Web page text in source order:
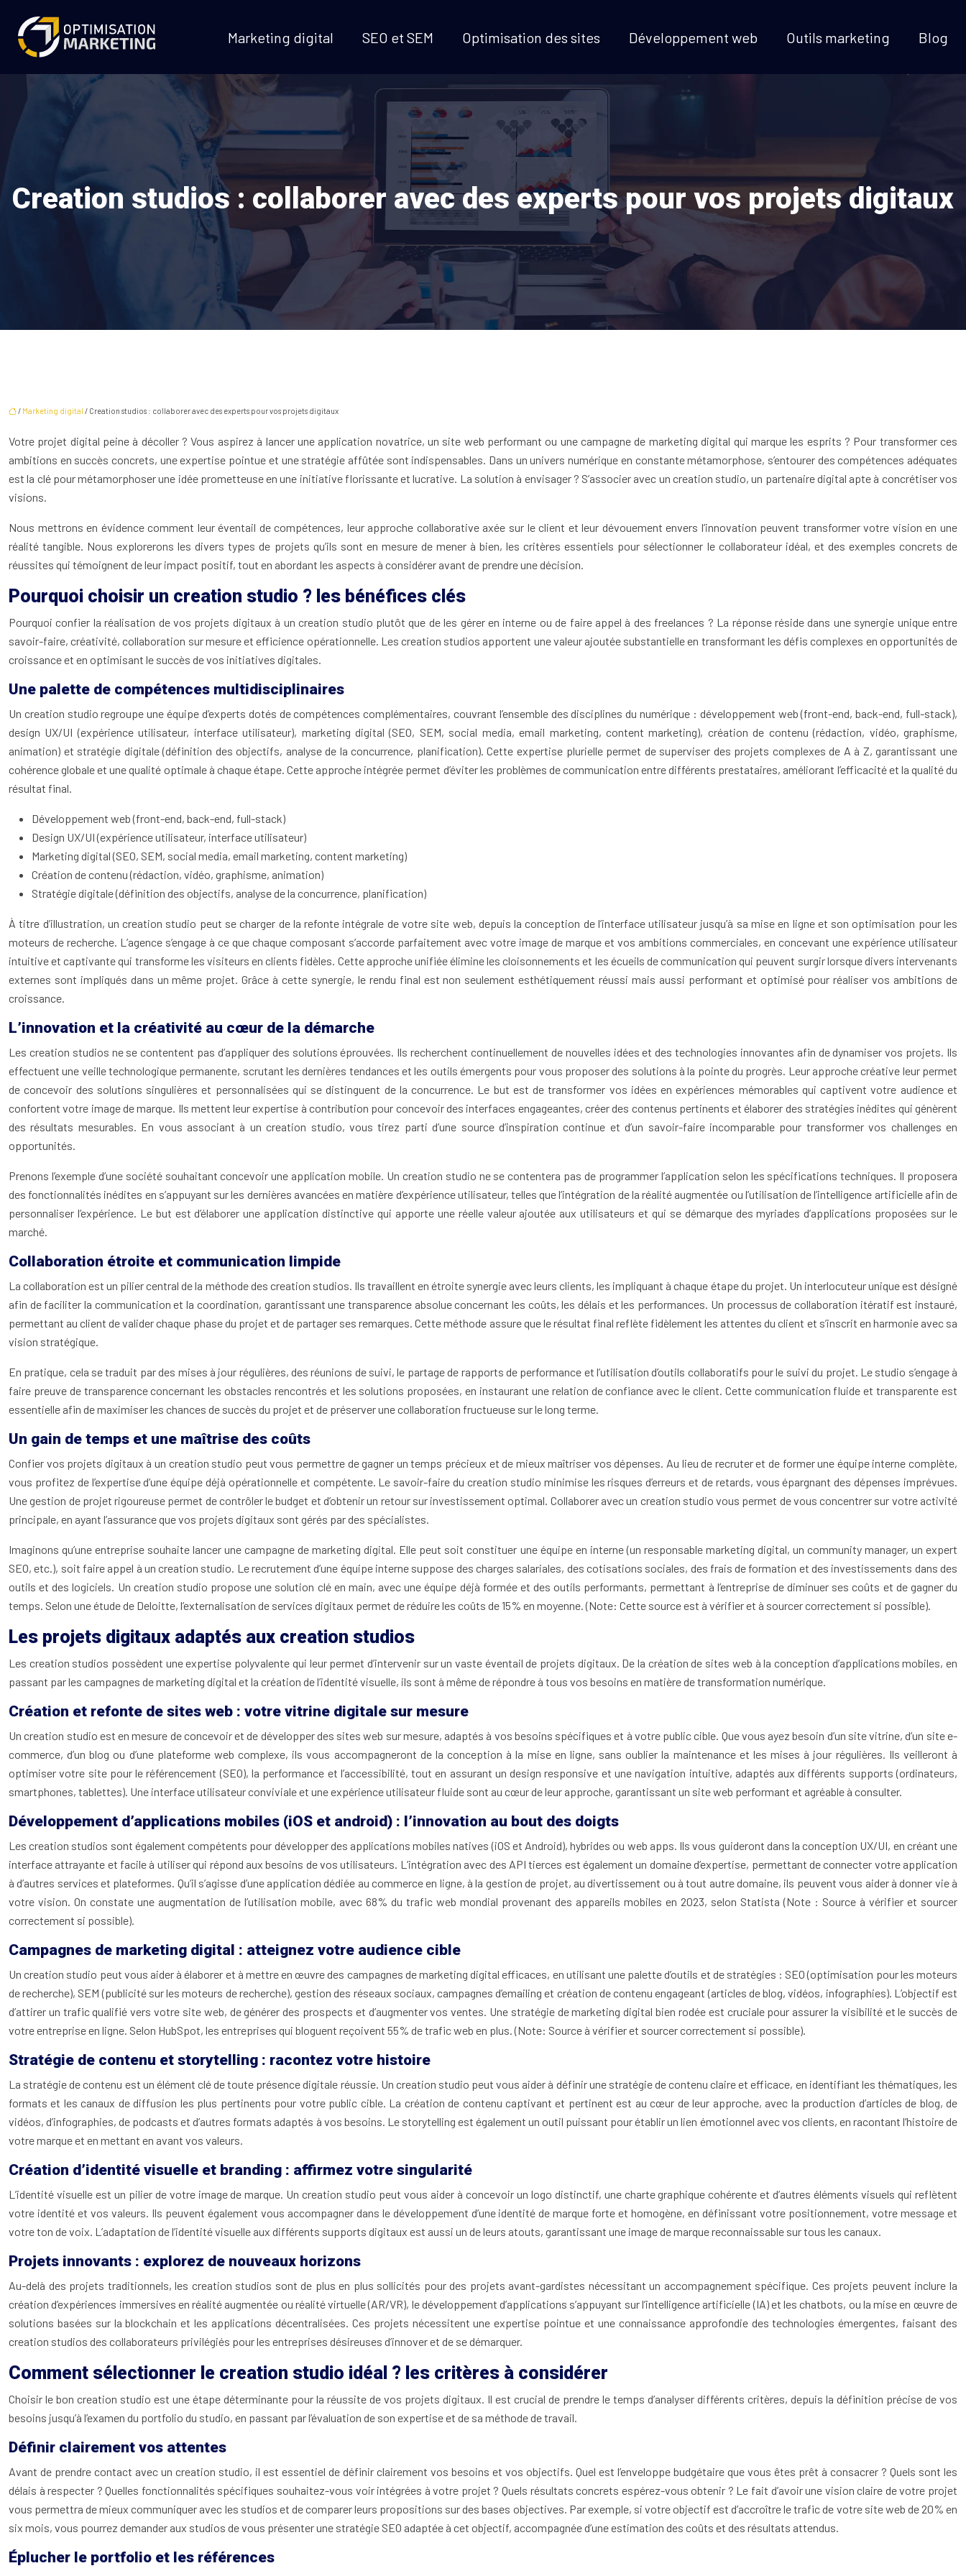
Marketing digital SEO et SEM Optimisation des sites Développement web Outils marketing Blog
Creation studios : collaborer avec des experts pour vos projets digitaux
/ Marketing digital / Creation studios : collaborer avec des experts pour vos projets digitaux
Votre projet digital peine à décoller ? Vous aspirez à lancer une application novatrice, un site web performant ou une campagne de marketing digital qui marque les esprits ? Pour transformer ces
ambitions en succès concrets, une expertise pointue et une stratégie affûtée sont indispensables. Dans un univers numérique en constante métamorphose, s’entourer des compétences adéquates
est la clé pour métamorphoser une idée prometteuse en une initiative florissante et lucrative. La solution à envisager ? S’associer avec un creation studio, un partenaire digital apte à concrétiser vos
visions.
Nous mettrons en évidence comment leur éventail de compétences, leur approche collaborative axée sur le client et leur dévouement envers l’innovation peuvent transformer votre vision en une
réalité tangible. Nous explorerons les divers types de projets qu’ils sont en mesure de mener à bien, les critères essentiels pour sélectionner le collaborateur idéal, et des exemples concrets de
réussites qui témoignent de leur impact positif, tout en abordant les aspects à considérer avant de prendre une décision.
Pourquoi choisir un creation studio ? les bénéfices clés
Pourquoi confier la réalisation de vos projets digitaux à un creation studio plutôt que de les gérer en interne ou de faire appel à des freelances ? La réponse réside dans une synergie unique entre
savoir-faire, créativité, collaboration sur mesure et efficience opérationnelle. Les creation studios apportent une valeur ajoutée substantielle en transformant les défis complexes en opportunités de
croissance et en optimisant le succès de vos initiatives digitales.
Une palette de compétences multidisciplinaires
Un creation studio regroupe une équipe d’experts dotés de compétences complémentaires, couvrant l’ensemble des disciplines du numérique : développement web (front-end, back-end, full-stack),
design UX/UI (expérience utilisateur, interface utilisateur), marketing digital (SEO, SEM, social media, email marketing, content marketing), création de contenu (rédaction, vidéo, graphisme,
animation) et stratégie digitale (définition des objectifs, analyse de la concurrence, planification). Cette expertise plurielle permet de superviser des projets complexes de A à Z, garantissant une
cohérence globale et une qualité optimale à chaque étape. Cette approche intégrée permet d’éviter les problèmes de communication entre différents prestataires, améliorant l’efficacité et la qualité du
résultat final.
Développement web (front-end, back-end, full-stack)
Design UX/UI (expérience utilisateur, interface utilisateur)
Marketing digital (SEO, SEM, social media, email marketing, content marketing)
Création de contenu (rédaction, vidéo, graphisme, animation)
Stratégie digitale (définition des objectifs, analyse de la concurrence, planification)
À titre d’illustration, un creation studio peut se charger de la refonte intégrale de votre site web, depuis la conception de l’interface utilisateur jusqu’à sa mise en ligne et son optimisation pour les
moteurs de recherche. L’agence s’engage à ce que chaque composant s’accorde parfaitement avec votre image de marque et vos ambitions commerciales, en concevant une expérience utilisateur
intuitive et captivante qui transforme les visiteurs en clients fidèles. Cette approche unifiée élimine les cloisonnements et les écueils de communication qui peuvent surgir lorsque divers intervenants
externes sont impliqués dans un même projet. Grâce à cette synergie, le rendu final est non seulement esthétiquement réussi mais aussi performant et optimisé pour réaliser vos ambitions de
croissance.
L’innovation et la créativité au cœur de la démarche
Les creation studios ne se contentent pas d’appliquer des solutions éprouvées. Ils recherchent continuellement de nouvelles idées et des technologies innovantes afin de dynamiser vos projets. Ils
effectuent une veille technologique permanente, scrutant les dernières tendances et les outils émergents pour vous proposer des solutions à la pointe du progrès. Leur approche créative leur permet
de concevoir des solutions singulières et personnalisées qui se distinguent de la concurrence. Le but est de transformer vos idées en expériences mémorables qui captivent votre audience et
confortent votre image de marque. Ils mettent leur expertise à contribution pour concevoir des interfaces engageantes, créer des contenus pertinents et élaborer des stratégies inédites qui génèrent
des résultats mesurables. En vous associant à un creation studio, vous tirez parti d’une source d’inspiration continue et d’un savoir-faire incomparable pour transformer vos challenges en
opportunités.
Prenons l’exemple d’une société souhaitant concevoir une application mobile. Un creation studio ne se contentera pas de programmer l’application selon les spécifications techniques. Il proposera
des fonctionnalités inédites en s’appuyant sur les dernières avancées en matière d’expérience utilisateur, telles que l’intégration de la réalité augmentée ou l’utilisation de l’intelligence artificielle afin de
personnaliser l’expérience. Le but est d’élaborer une application distinctive qui apporte une réelle valeur ajoutée aux utilisateurs et qui se démarque des myriades d’applications proposées sur le
marché.
Collaboration étroite et communication limpide
La collaboration est un pilier central de la méthode des creation studios. Ils travaillent en étroite synergie avec leurs clients, les impliquant à chaque étape du projet. Un interlocuteur unique est désigné
afin de faciliter la communication et la coordination, garantissant une transparence absolue concernant les coûts, les délais et les performances. Un processus de collaboration itératif est instauré,
permettant au client de valider chaque phase du projet et de partager ses remarques. Cette méthode assure que le résultat final reflète fidèlement les attentes du client et s’inscrit en harmonie avec sa
vision stratégique.
En pratique, cela se traduit par des mises à jour régulières, des réunions de suivi, le partage de rapports de performance et l’utilisation d’outils collaboratifs pour le suivi du projet. Le studio s’engage à
faire preuve de transparence concernant les obstacles rencontrés et les solutions proposées, en instaurant une relation de confiance avec le client. Cette communication fluide et transparente est
essentielle afin de maximiser les chances de succès du projet et de préserver une collaboration fructueuse sur le long terme.
Un gain de temps et une maîtrise des coûts
Confier vos projets digitaux à un creation studio peut vous permettre de gagner un temps précieux et de mieux maîtriser vos dépenses. Au lieu de recruter et de former une équipe interne complète,
vous profitez de l’expertise d’une équipe déjà opérationnelle et compétente. Le savoir-faire du creation studio minimise les risques d’erreurs et de retards, vous épargnant des dépenses imprévues.
Une gestion de projet rigoureuse permet de contrôler le budget et d’obtenir un retour sur investissement optimal. Collaborer avec un creation studio vous permet de vous concentrer sur votre activité
principale, en ayant l’assurance que vos projets digitaux sont gérés par des spécialistes.
Imaginons qu’une entreprise souhaite lancer une campagne de marketing digital. Elle peut soit constituer une équipe en interne (un responsable marketing digital, un community manager, un expert
SEO, etc.), soit faire appel à un creation studio. Le recrutement d’une équipe interne suppose des charges salariales, des cotisations sociales, des frais de formation et des investissements dans des
outils et des logiciels. Un creation studio propose une solution clé en main, avec une équipe déjà formée et des outils performants, permettant à l’entreprise de diminuer ses coûts et de gagner du
temps. Selon une étude de Deloitte, l’externalisation de services digitaux permet de réduire les coûts de 15% en moyenne. (Note: Cette source est à vérifier et à sourcer correctement si possible).
Les projets digitaux adaptés aux creation studios
Les creation studios possèdent une expertise polyvalente qui leur permet d’intervenir sur un vaste éventail de projets digitaux. De la création de sites web à la conception d’applications mobiles, en
passant par les campagnes de marketing digital et la création de l’identité visuelle, ils sont à même de répondre à tous vos besoins en matière de transformation numérique.
Création et refonte de sites web : votre vitrine digitale sur mesure
Un creation studio est en mesure de concevoir et de développer des sites web sur mesure, adaptés à vos besoins spécifiques et à votre public cible. Que vous ayez besoin d’un site vitrine, d’un site e-
commerce, d’un blog ou d’une plateforme web complexe, ils vous accompagneront de la conception à la mise en ligne, sans oublier la maintenance et les mises à jour régulières. Ils veilleront à
optimiser votre site pour le référencement (SEO), la performance et l’accessibilité, tout en assurant un design responsive et une navigation intuitive, adaptés aux différents supports (ordinateurs,
smartphones, tablettes). Une interface utilisateur conviviale et une expérience utilisateur fluide sont au cœur de leur approche, garantissant un site web performant et agréable à consulter.
Développement d’applications mobiles (iOS et android) : l’innovation au bout des doigts
Les creation studios sont également compétents pour développer des applications mobiles natives (iOS et Android), hybrides ou web apps. Ils vous guideront dans la conception UX/UI, en créant une
interface attrayante et facile à utiliser qui répond aux besoins de vos utilisateurs. L’intégration avec des API tierces est également un domaine d’expertise, permettant de connecter votre application
à d’autres services et plateformes. Qu’il s’agisse d’une application dédiée au commerce en ligne, à la gestion de projet, au divertissement ou à tout autre domaine, ils peuvent vous aider à donner vie à
votre vision. On constate une augmentation de l’utilisation mobile, avec 68% du trafic web mondial provenant des appareils mobiles en 2023, selon Statista (Note : Source à vérifier et sourcer
correctement si possible).
Campagnes de marketing digital : atteignez votre audience cible
Un creation studio peut vous aider à élaborer et à mettre en œuvre des campagnes de marketing digital efficaces, en utilisant une palette d’outils et de stratégies : SEO (optimisation pour les moteurs
de recherche), SEM (publicité sur les moteurs de recherche), gestion des réseaux sociaux, campagnes d’emailing et création de contenu engageant (articles de blog, vidéos, infographies). L’objectif est
d’attirer un trafic qualifié vers votre site web, de générer des prospects et d’augmenter vos ventes. Une stratégie de marketing digital bien rodée est cruciale pour assurer la visibilité et le succès de
votre entreprise en ligne. Selon HubSpot, les entreprises qui bloguent reçoivent 55% de trafic web en plus. (Note: Source à vérifier et sourcer correctement si possible).
Stratégie de contenu et storytelling : racontez votre histoire
La stratégie de contenu est un élément clé de toute présence digitale réussie. Un creation studio peut vous aider à définir une stratégie de contenu claire et efficace, en identifiant les thématiques, les
formats et les canaux de diffusion les plus pertinents pour votre public cible. La création de contenu captivant et pertinent est au cœur de leur approche, avec la production d’articles de blog, de
vidéos, d’infographies, de podcasts et d’autres formats adaptés à vos besoins. Le storytelling est également un outil puissant pour établir un lien émotionnel avec vos clients, en racontant l’histoire de
votre marque et en mettant en avant vos valeurs.
Création d’identité visuelle et branding : affirmez votre singularité
L’identité visuelle est un pilier de votre image de marque. Un creation studio peut vous aider à concevoir un logo distinctif, une charte graphique cohérente et d’autres éléments visuels qui reflètent
votre identité et vos valeurs. Ils peuvent également vous accompagner dans le développement d’une identité de marque forte et homogène, en définissant votre positionnement, votre message et
votre ton de voix. L’adaptation de l’identité visuelle aux différents supports digitaux est aussi un de leurs atouts, garantissant une image de marque reconnaissable sur tous les canaux.
Projets innovants : explorez de nouveaux horizons
Au-delà des projets traditionnels, les creation studios sont de plus en plus sollicités pour des projets avant-gardistes nécessitant un accompagnement spécifique. Ces projets peuvent inclure la
création d’expériences immersives en réalité augmentée ou réalité virtuelle (AR/VR), le développement d’applications s’appuyant sur l’intelligence artificielle (IA) et les chatbots, ou la mise en œuvre de
solutions basées sur la blockchain et les applications décentralisées. Ces projets nécessitent une expertise pointue et une connaissance approfondie des technologies émergentes, faisant des
creation studios des collaborateurs privilégiés pour les entreprises désireuses d’innover et de se démarquer.
Comment sélectionner le creation studio idéal ? les critères à considérer
Choisir le bon creation studio est une étape déterminante pour la réussite de vos projets digitaux. Il est crucial de prendre le temps d’analyser différents critères, depuis la définition précise de vos
besoins jusqu’à l’examen du portfolio du studio, en passant par l’évaluation de son expertise et de sa méthode de travail.
Définir clairement vos attentes
Avant de prendre contact avec un creation studio, il est essentiel de définir clairement vos besoins et vos objectifs. Quel est l’enveloppe budgétaire que vous êtes prêt à consacrer ? Quels sont les
délais à respecter ? Quelles fonctionnalités spécifiques souhaitez-vous voir intégrées à votre projet ? Quels résultats concrets espérez-vous obtenir ? Le fait d’avoir une vision claire de votre projet
vous permettra de mieux communiquer avec les studios et de comparer leurs propositions sur des bases objectives. Par exemple, si votre objectif est d’accroître le trafic de votre site web de 20% en
six mois, vous pourrez demander aux studios de vous présenter une stratégie SEO adaptée à cet objectif, accompagnée d’une estimation des coûts et des résultats attendus.
Éplucher le portfolio et les références